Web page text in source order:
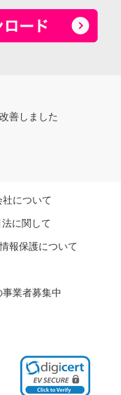
善しました
について
に関して
報保護について
業者募集中